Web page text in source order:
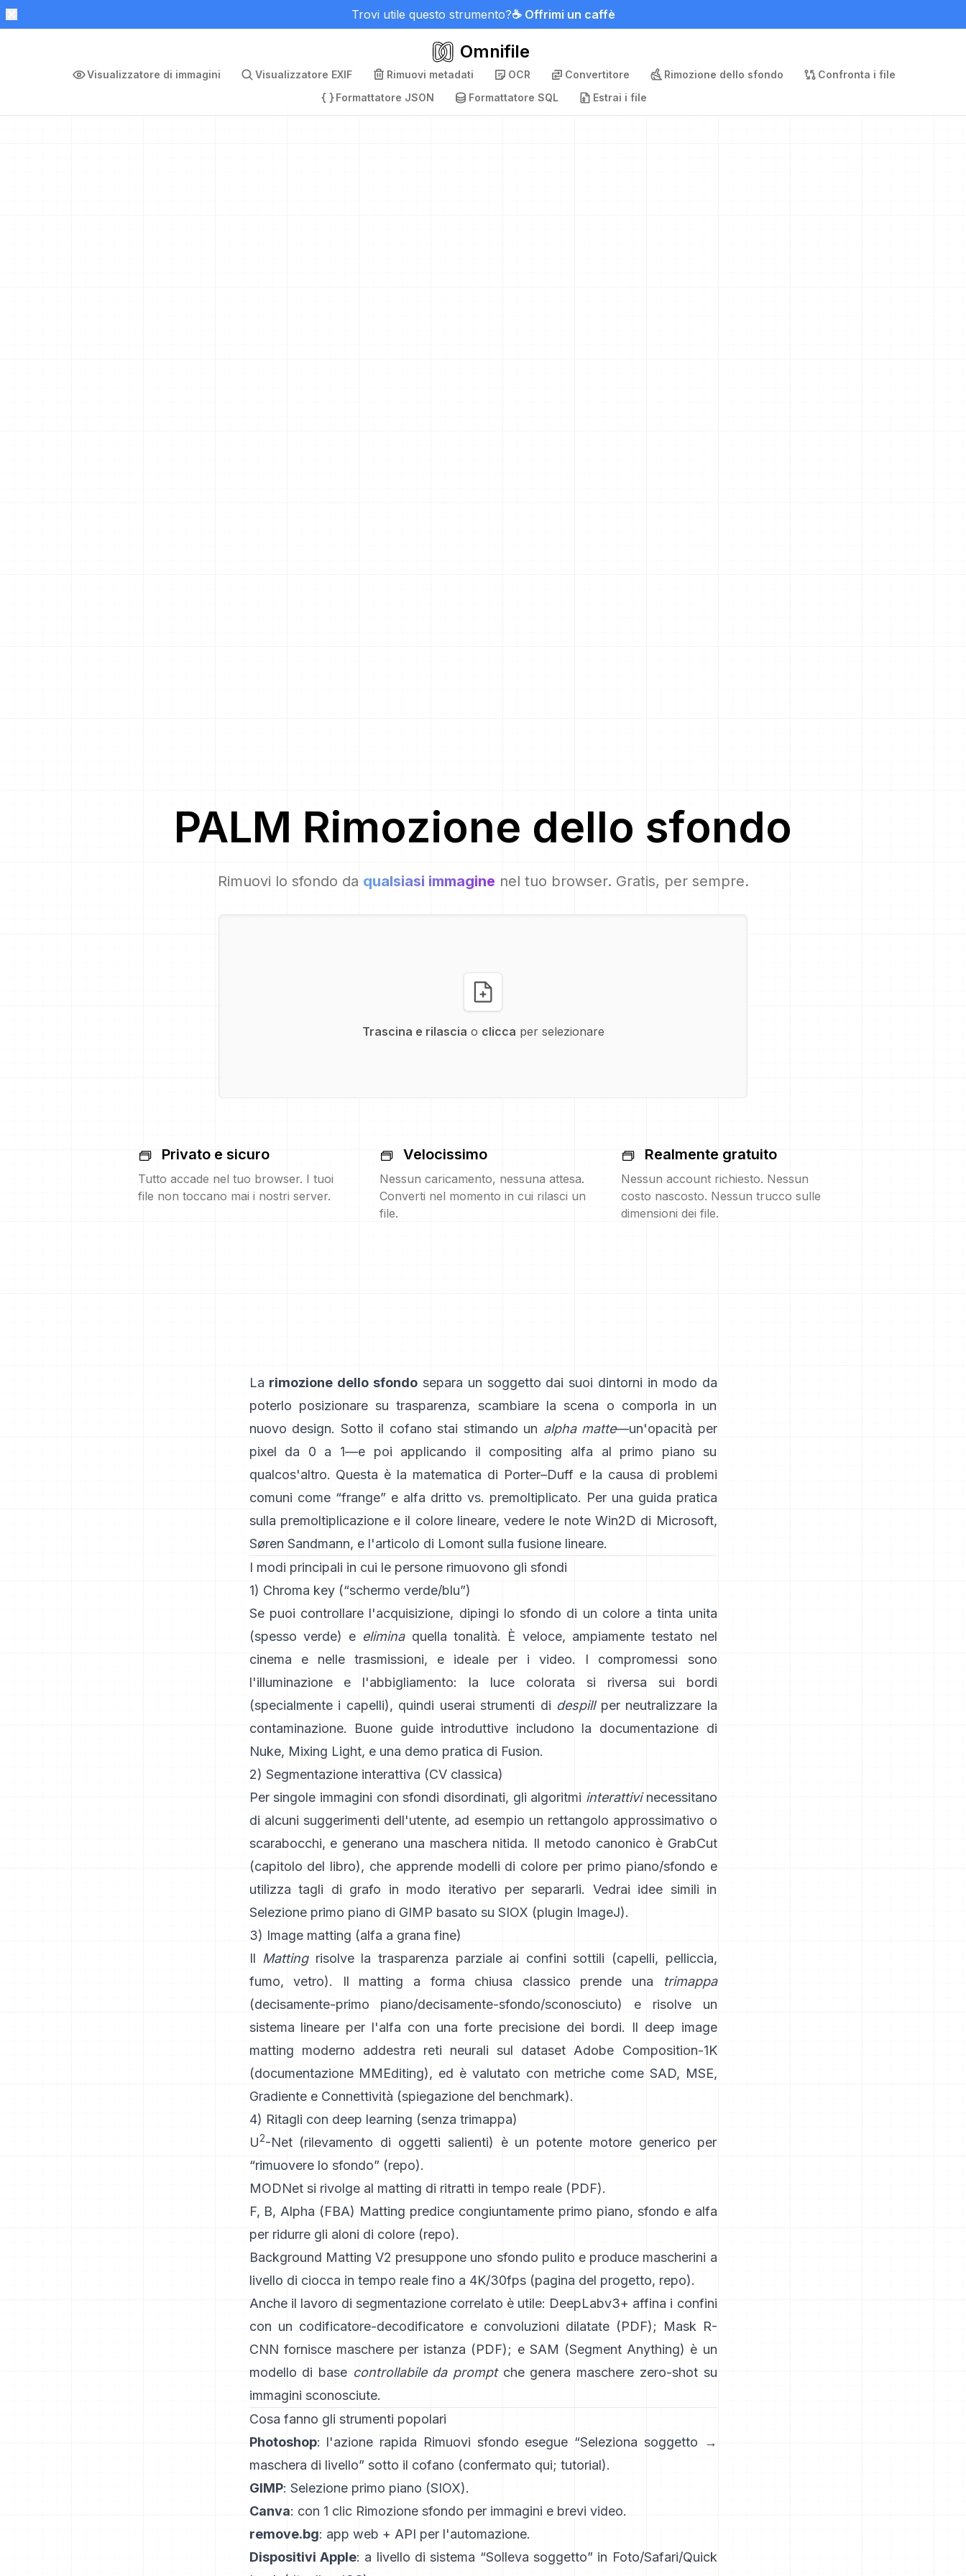
Trovi utile questo strumento?☕ Offrimi un caffè
Omnifile
Visualizzatore di immagini Visualizzatore EXIF Rimuovi metadati OCR Convertitore Rimozione dello sfondo
Confronta i file
Formattatore JSON
Formattatore SQL Estrai i file
PALM Rimozione dello sfondo
Rimuovi lo sfondo da qualsiasi immagine nel tuo browser. Gratis, per sempre.
Trascina e rilascia o clicca per selezionare
Privato e sicuro
Tutto accade nel tuo browser. I tuoi
file non toccano mai i nostri server.
Velocissimo
Nessun caricamento, nessuna attesa.
Converti nel momento in cui rilasci un
file.
Realmente gratuito
Nessun account richiesto. Nessun
costo nascosto. Nessun trucco sulle
dimensioni dei file.
La rimozione dello sfondo separa un soggetto dai suoi dintorni in modo da
poterlo posizionare su trasparenza, scambiare la scena o comporla in un
nuovo design. Sotto il cofano stai stimando un alpha matte—un'opacità per
pixel da 0 a 1—e poi applicando il compositing alfa al primo piano su
qualcos'altro. Questa è la matematica di Porter–Duffe la causa di problemi
comuni come “frange” e alfa dritto vs. premoltiplicato. Per una guida pratica
sulla premoltiplicazione e il colore lineare, vedere le note Win2D di Microsoft,
Søren Sandmann, e l'articolo di Lomont sulla fusione lineare.
I modi principali in cui le persone rimuovono gli sfondi
1) Chroma key (“schermo verde/blu”)
Se puoi controllare l'acquisizione, dipingi lo sfondo di un colore a tinta unita
(spesso verde) e eliminaquella tonalità. È veloce, ampiamente testato nel
cinema e nelle trasmissioni, e ideale per i video. I compromessi sono
l'illuminazione e l'abbigliamento: la luce colorata si riversa sui bordi
(specialmente i capelli), quindi userai strumenti di despillper neutralizzare la
contaminazione. Buone guide introduttive includono la documentazione di
Nuke, Mixing Light, e una demo pratica di Fusion.
2) Segmentazione interattiva (CV classica)
Per singole immagini con sfondi disordinati, gli algoritmi interattivinecessitano
di alcuni suggerimenti dell'utente, ad esempio un rettangolo approssimativo o
scarabocchi, e generano una maschera nitida. Il metodo canonico è GrabCut
(capitolo del libro), che apprende modelli di colore per primo piano/sfondo e
utilizza tagli di grafo in modo iterativo per separarli. Vedrai idee simili in
Selezione primo piano di GIMP basato su SIOX (plugin ImageJ).
3) Image matting (alfa a grana fine)
Il Mattingrisolve la trasparenza parziale ai confini sottili (capelli, pelliccia,
fumo, vetro). Il
matting a forma chiusa classico prende una
trimappa
(decisamente-primo piano/decisamente-sfondo/sconosciuto) e risolve un
sistema lineare per l'alfa con una forte precisione dei bordi. Il deep image
matting
moderno addestra reti neurali sul dataset Adobe Composition-1K
(documentazione MMEditing), ed è valutato con metriche come SAD, MSE,
Gradiente e Connettività (spiegazione del benchmark).
4) Ritagli con deep learning (senza trimappa)
U2-Net(rilevamento di oggetti salienti) è un potente motore generico per
“rimuovere lo sfondo” (repo).
MODNetsi rivolge al matting di ritratti in tempo reale (PDF).
F, B, Alpha (FBA) Matting predice congiuntamente primo piano, sfondo e alfa
per ridurre gli aloni di colore (repo).
Background Matting V2 presuppone uno sfondo pulito e produce mascherini a
livello di ciocca in tempo reale fino a 4K/30fps (pagina del progetto, repo).
Anche il lavoro di segmentazione correlato è utile: DeepLabv3+ affina i confini
con un codificatore-decodificatore e convoluzioni dilatate (PDF);
Mask R-
CNN fornisce maschere per istanza (PDF); e SAM (Segment Anything) è un
modello di base controllabile da promptche genera maschere zero-shot su
immagini sconosciute.
Cosa fanno gli strumenti popolari
Photoshop: l'azione rapida Rimuovi sfondo esegue “Seleziona soggetto →
maschera di livello” sotto il cofano (confermato qui; tutorial).
GIMP: Selezione primo piano (SIOX).
Canva: con 1 clic Rimozione sfondo per immagini e brevi video.
remove.bg: app web + API per l'automazione.
Dispositivi Apple: a livello di sistema “Solleva soggetto” in Foto/Safari/Quick